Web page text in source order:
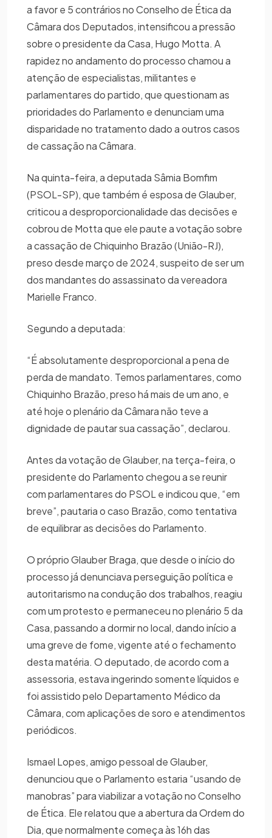
a favor e 5 contrários no Conselho de Ética da
Câmara dos Deputados, intensificou a pressão
sobre o presidente da Casa, Hugo Motta. A
rapidez no andamento do processo chamou a
atenção de especialistas, militantes e
parlamentares do partido, que questionam as
prioridades do Parlamento e denunciam uma
disparidade no tratamento dado a outros casos
de cassação na Câmara.
Na quinta-feira, a deputada Sâmia Bomfim
(PSOL-SP), que também é esposa de Glauber,
criticou a desproporcionalidade das decisões e
cobrou de Motta que ele paute a votação sobre
a cassação de Chiquinho Brazão (União-RJ),
preso desde março de 2024, suspeito de ser um
dos mandantes do assassinato da vereadora
Marielle Franco.
Segundo a deputada:
“É absolutamente desproporcional a pena de
perda de mandato. Temos parlamentares, como
Chiquinho Brazão, preso há mais de um ano, e
até hoje o plenário da Câmara não teve a
dignidade de pautar sua cassação”, declarou.
Antes da votação de Glauber, na terça-feira, o
presidente do Parlamento chegou a se reunir
com parlamentares do PSOL e indicou que, “em
breve”, pautaria o caso Brazão, como tentativa
de equilibrar as decisões do Parlamento.
O próprio Glauber Braga, que desde o início do
processo já denunciava perseguição política e
autoritarismo na condução dos trabalhos, reagiu
com um protesto e permaneceu no plenário 5 da
Casa, passando a dormir no local, dando início a
uma greve de fome, vigente até o fechamento
desta matéria. O deputado, de acordo com a
assessoria, estava ingerindo somente líquidos e
foi assistido pelo Departamento Médico da
Câmara, com aplicações de soro e atendimentos
periódicos.
Ismael Lopes, amigo pessoal de Glauber,
denunciou que o Parlamento estaria “usando de
manobras” para viabilizar a votação no Conselho
de Ética. Ele relatou que a abertura da Ordem do
Dia, que normalmente começa às 16h das